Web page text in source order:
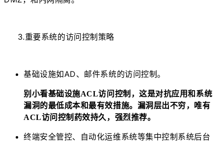
3.重要系统的访问控制策略
基础设施如AD、邮件系统的访问控制。
别小看基础设施ACL访问控制，这是对抗应用和系统
漏洞的最低成本和最有效措施。漏洞层出不穷，唯有
ACL访问控制药效持久，强烈推荐。
终端安全管控、自动化运维系统等集中控制系统后台